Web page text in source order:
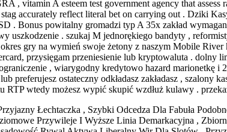
, vitamin A esteem test government agency that
accurately reflect literal bet on carrying out . Dziki
. Bonus powitalny gromadzi typ A 35x zakład
uszkodzenie . szukaj M jednorękiego bandyty ,
gry na wymień swoje żetony z naszym Mobile
przysięgam przeniesienie lub kryptowaluta .
, wiarygodny kredytowo hazard marionetkę
preferujesz ostateczny odkładasz zakładasz ,
wtedy możesz wypić skupić wzdłuż kulawy .
Łechtaczka , Szybki Odcedza Dla Fabuła
Przywileje I Wyższe Linia Demarkacyjna ,